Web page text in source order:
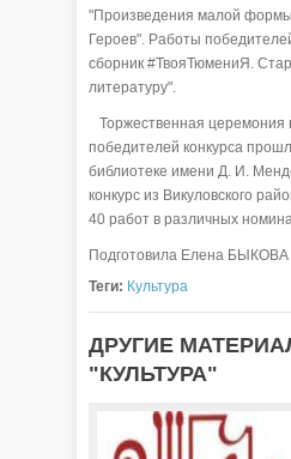
"Произведения малой
Героев". Работы
сборник #ТвояТюмениЯ.
литературу".
Торжественная церемония
победителей конкурса
библиотеке имени Д. И.
конкурс из Викуловского
40 работ в различных
Подготовила Елена БЫКОВА
Теги: Культура
ДРУГИЕ
"КУЛЬТУРА"